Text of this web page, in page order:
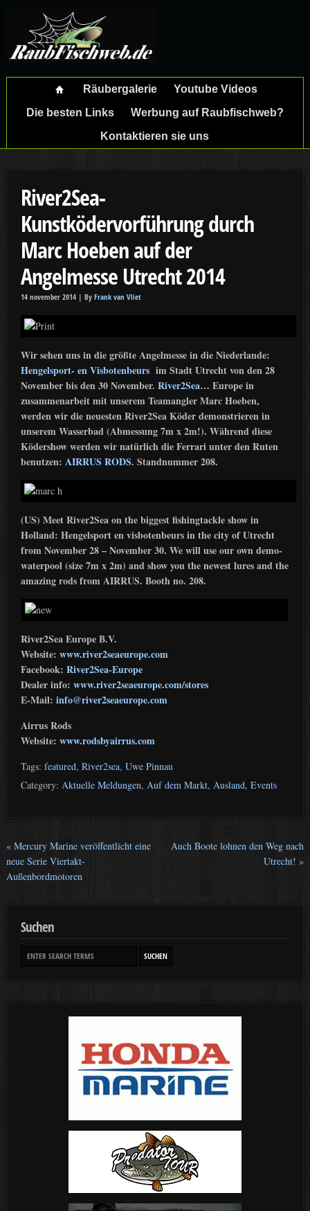
Räubergalerie
Youtube Videos
Die besten Links
Werbung auf Raubfischweb?
Kontaktieren sie uns
River2Sea-
Kunstködervorführung durch
Marc Hoeben auf der
Angelmesse Utrecht 2014
14 november 2014 | By Frank van Vliet
Wir sehen uns in die größte Angelmesse in die Niederlande:
Hengelsport- en Visbotenbeurs im Stadt Utrecht von den 28
November bis den 30 November. River2Sea… Europe in
zusammenarbeit mit unserem Teamangler Marc Hoeben,
werden wir die neuesten River2Sea Köder demonstrieren in
unserem Wasserbad (Abmessung 7m x 2m!). Während diese
Ködershow werden wir natürlich die Ferrari unter den Ruten
benutzen: AIRRUS RODS. Standnummer 208.
(US) Meet River2Sea on the biggest fishingtackle show in
Holland: Hengelsport en visbotenbeurs in the city of Utrecht
from November 28 – November 30. We will use our own demo-
waterpool (size 7m x 2m) and show you the newest lures and the
amazing rods from AIRRUS. Booth no. 208.
River2Sea Europe B.V.
Website: www.river2seaeurope.com
Facebook: River2Sea-Europe
Dealer info: www.river2seaeurope.com/stores
E-Mail: info@river2seaeurope.com
Airrus Rods
Website: www.rodsbyairrus.com
Tags: featured, River2sea, Uwe Pinnau
Category: Aktuelle Meldungen, Auf dem Markt, Ausland, Events
« Mercury Marine veröffentlicht eine
neue Serie Viertakt-
Außenbordmotoren
Auch Boote lohnen den Weg nach
Utrecht! »
Suchen